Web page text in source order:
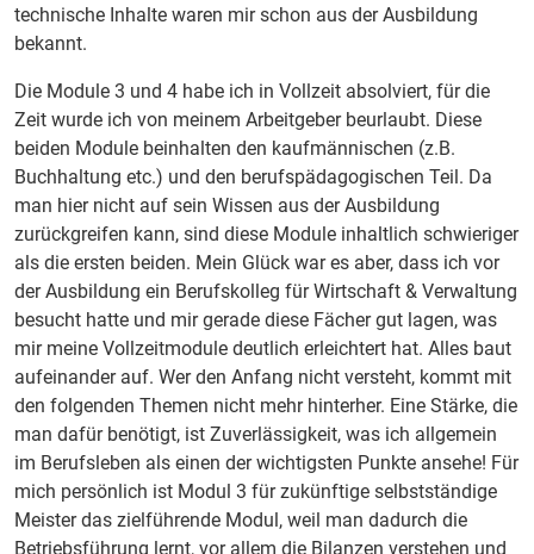
technische Inhalte waren mir schon aus der Ausbildung
bekannt.
Die Module 3 und 4 habe ich in Vollzeit absolviert, für die
Zeit wurde ich von meinem Arbeitgeber beurlaubt. Diese
beiden Module beinhalten den kaufmännischen (z.B.
Buchhaltung etc.) und den berufspädagogischen Teil. Da
man hier nicht auf sein Wissen aus der Ausbildung
zurückgreifen kann, sind diese Module inhaltlich schwieriger
als die ersten beiden. Mein Glück war es aber, dass ich vor
der Ausbildung ein Berufskolleg für Wirtschaft & Verwaltung
besucht hatte und mir gerade diese Fächer gut lagen, was
mir meine Vollzeitmodule deutlich erleichtert hat. Alles baut
aufeinander auf. Wer den Anfang nicht versteht, kommt mit
den folgenden Themen nicht mehr hinterher. Eine Stärke, die
man dafür benötigt, ist Zuverlässigkeit, was ich allgemein
im Berufsleben als einen der wichtigsten Punkte ansehe! Für
mich persönlich ist Modul 3 für zukünftige selbstständige
Meister das zielführende Modul, weil man dadurch die
Betriebsführung lernt, vor allem die Bilanzen verstehen und